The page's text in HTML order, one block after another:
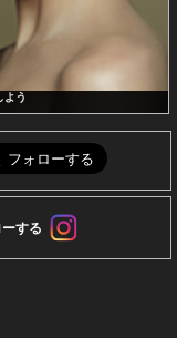
よう
する